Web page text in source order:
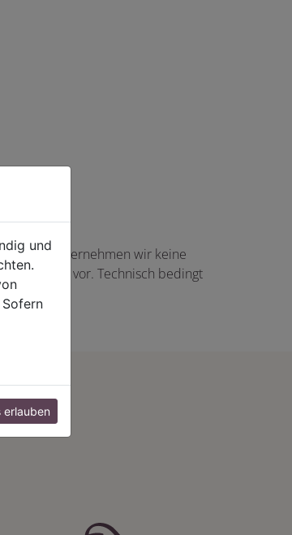
übernehmen wir keine
5,00 EUR vor. Technisch bedingt
und
erlauben